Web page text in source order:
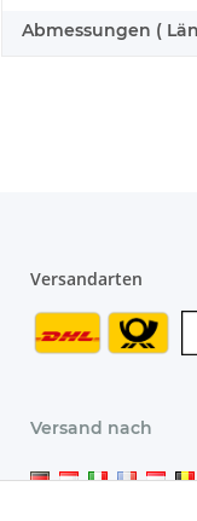
Abmessungen (
Versandarten
Versand nach